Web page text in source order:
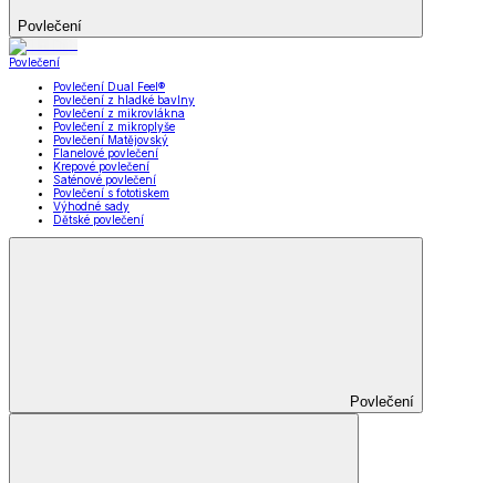
Povlečení
Povlečení
Povlečení Dual Feel®
Povlečení z hladké bavlny
Povlečení z mikrovlákna
Povlečení z mikroplyše
Povlečení Matějovský
Flanelové povlečení
Krepové povlečení
Saténové povlečení
Povlečení s fototiskem
Výhodné sady
Dětské povlečení
Povlečení